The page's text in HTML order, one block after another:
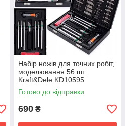
Набір ножів для точних робіт,
моделювання 56 шт.
Kraft&Dele KD10595
Готово до відправки
690 ₴